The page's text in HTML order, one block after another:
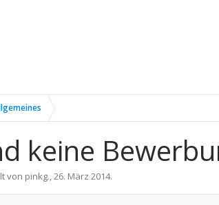
keine
von pinkg.,26. März 2014.